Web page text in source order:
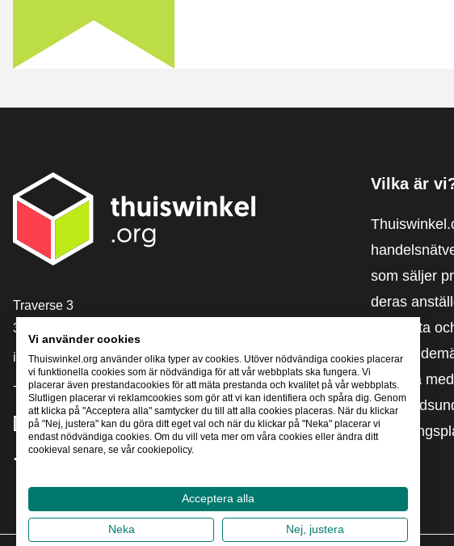
[_General:Contact]
Traverse 3
3905 NL Veenendaal
info@thuiswinkel.org
+31 (0)318 64 85 75
[_General:SocialMediaTitle]
Vilka är
som säljer
deras
relevanta
rättsliga
Vi använder cookies
Thuiswinkel.org använder olika typer av cookies. Utöver nödvändiga cookies placerar
vi funktionella cookies som är nödvändiga för att vår webbplats ska fungera. Vi
placerar även prestandacookies för att mäta prestanda och kvalitet på vår webbplats.
Slutligen placerar vi reklamcookies som gör att vi kan identifiera och spåra dig. Genom
att klicka på "Acceptera alla" samtycker du till att alla cookies placeras. När du klickar
på "Nej, justera" kan du göra ditt eget val och när du klickar på "Neka" placerar vi
endast nödvändiga cookies. Om du vill veta mer om våra cookies eller ändra ditt
cookieval senare, se vår cookiepolicy.
Acceptera alla
Neka Nej, justera